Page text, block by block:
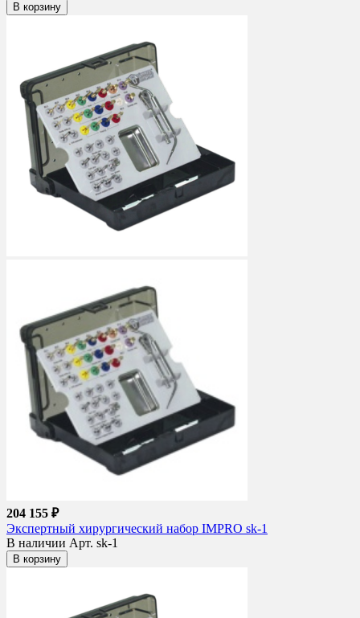
В корзину
204 155 ₽
Экспертный хирургический набор IMPRO sk-1
В наличии Арт. sk-1
В корзину